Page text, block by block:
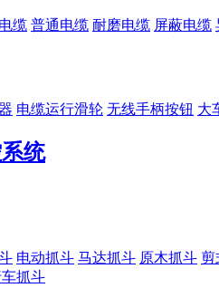
缆 普通电缆 耐磨电缆 屏蔽电缆
电缆运行滑轮 无线手柄按钮 大
统
电动抓斗 马达抓斗 原木抓斗 剪
抓斗